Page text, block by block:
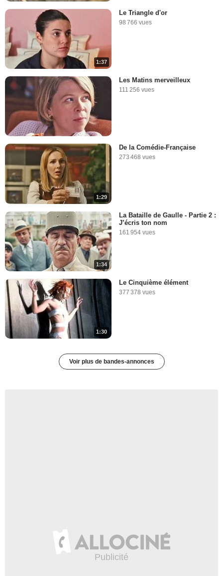
1:37
Le Triangle d'or
98 766 vues
Les Matins merveilleux
111 256 vues
1:29
De la Comédie-Française
273 468 vues
1:34
La Bataille de Gaulle - Partie 2 :
J’écris ton nom
161 954 vues
1:30
Le Cinquième élément
377 378 vues
Voir plus de bandes-annonces